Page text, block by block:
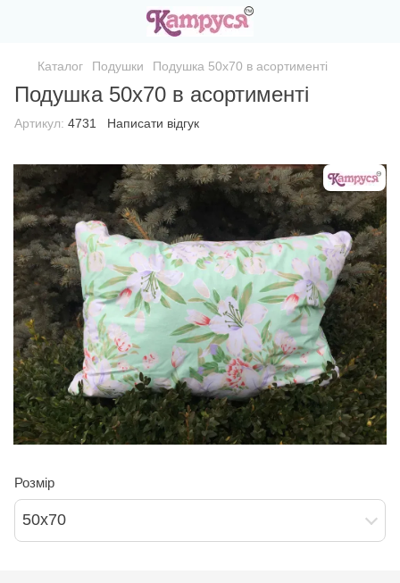
Каталог Подушки Подушка 50х70 в асортименті
Подушка 50х70 в асортименті
Артикул: 4731 Написати відгук
Розмір
50х70